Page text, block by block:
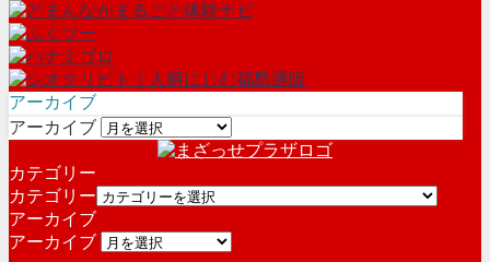
アーカイブ
アーカイブ
カテゴリー
カテゴリー
アーカイブ
アーカイブ